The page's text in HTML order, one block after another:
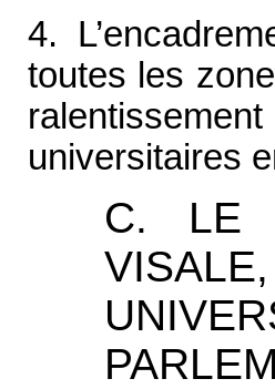
4.
toutes les
universitaires
C. LE